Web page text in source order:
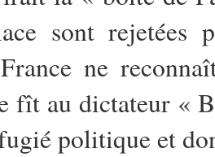
sont rejetées
ne
fît au dictateur «
politique et